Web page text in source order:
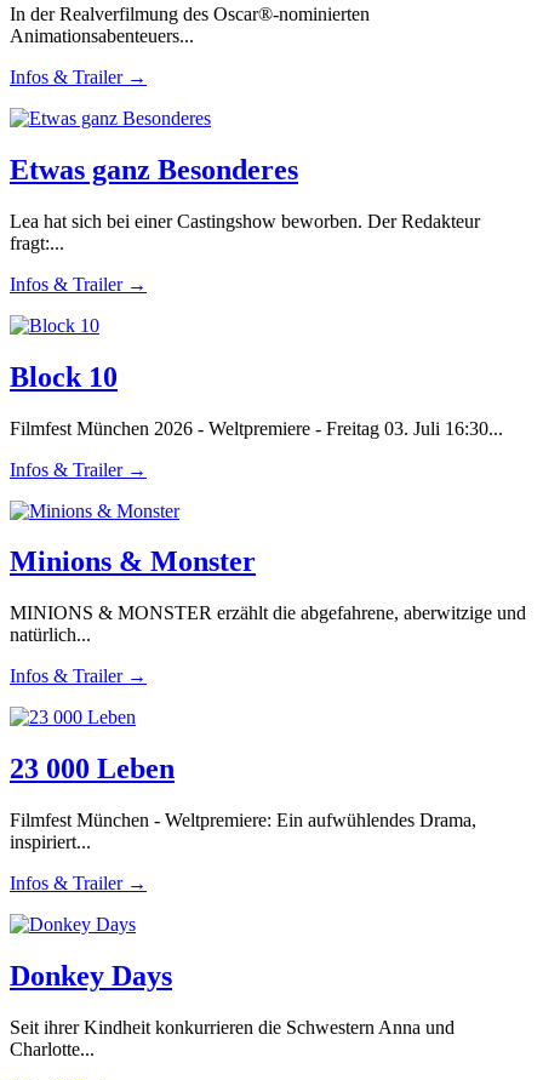
In der Realverfilmung des Oscar®-nominierten
Animationsabenteuers...
Infos & Trailer →
Etwas ganz Besonderes
Lea hat sich bei einer Castingshow beworben. Der Redakteur
fragt:...
Infos & Trailer →
Block 10
Filmfest München 2026 - Weltpremiere - Freitag 03. Juli 16:30...
Infos & Trailer →
Minions & Monster
MINIONS & MONSTER erzählt die abgefahrene, aberwitzige und
natürlich...
Infos & Trailer →
23 000 Leben
Filmfest München - Weltpremiere: Ein aufwühlendes Drama,
inspiriert...
Infos & Trailer →
Donkey Days
Seit ihrer Kindheit konkurrieren die Schwestern Anna und
Charlotte...